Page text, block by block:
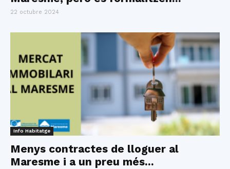
22 octubre 2024
Info Habitatge
Menys contractes de lloguer al
Maresme i a un preu més...